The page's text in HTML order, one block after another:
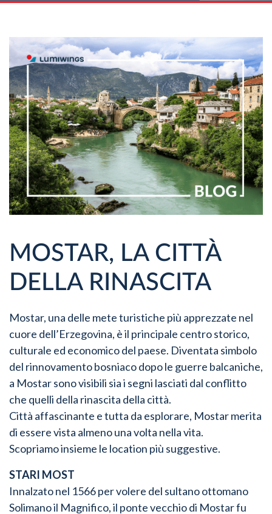
MOSTAR, LA CITTÀ
DELLA RINASCITA
Mostar, una delle mete turistiche più apprezzate nel
cuore dell’Erzegovina, è il principale centro storico,
culturale ed economico del paese. Diventata simbolo
del rinnovamento bosniaco dopo le guerre balcaniche,
a Mostar sono visibili sia i segni lasciati dal conflitto
che quelli della rinascita della città.
Città affascinante e tutta da esplorare, Mostar merita
di essere vista almeno una volta nella vita.
Scopriamo insieme le location più suggestive.
STARI MOST
Innalzato nel 1566 per volere del sultano ottomano
Solimano il Magnifico, il ponte vecchio di Mostar fu